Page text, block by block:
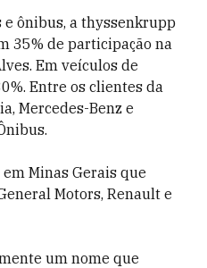
e ônibus, a thyssenkrupp
35% de participação na
Em veículos de
Entre os clientes da
Mercedes-Benz e
Minas Gerais que
Motors, Renault e
um nome que